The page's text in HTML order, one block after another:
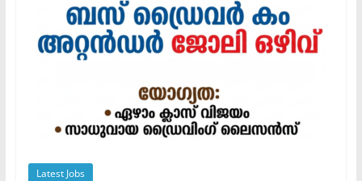
Latest Jobs